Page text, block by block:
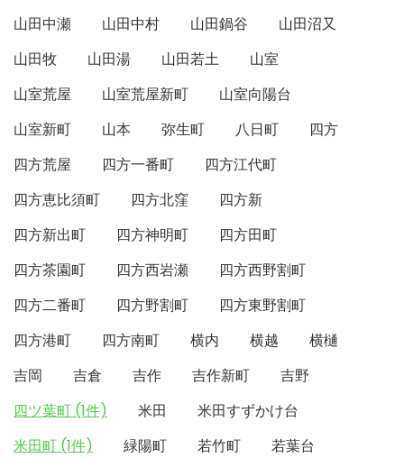
山田中瀬
山田中村 山田鍋谷
山田沼又
山田牧
山田湯 山田若土
山室
山室荒屋
山室荒屋新町
山室向陽台
山室新町
山本 弥生町 八日町
四方
四方荒屋
四方一番町
四方江代町
四方恵比須町
四方北窪
四方新
四方新出町
四方神明町
四方田町
四方茶園町
四方西岩瀬
四方西野割町
四方二番町
四方野割町
四方東野割町
四方港町
四方南町 横内 横越
横樋
吉岡
吉倉 吉作 吉作新町
吉野
四ツ葉町 (1件)
米田
米田すずかけ台
米田町 (1件)
緑陽町 若竹町
若葉台